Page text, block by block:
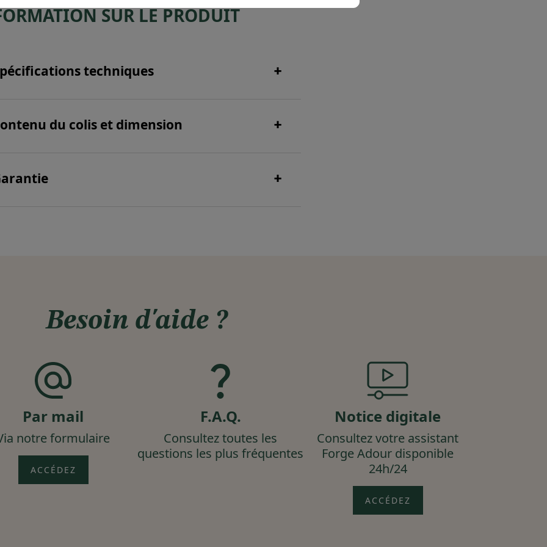
SUR LE PRODUIT
techniques
du colis et dimension
Besoin d'aide ?
Par mail
notre formulaire
ACCÉDEZ
F.A.Q.
Consultez toutes les
questions les plus fréquentes
Notice digitale
Consultez votre assistant
Forge Adour disponible
24h/24
ACCÉDEZ